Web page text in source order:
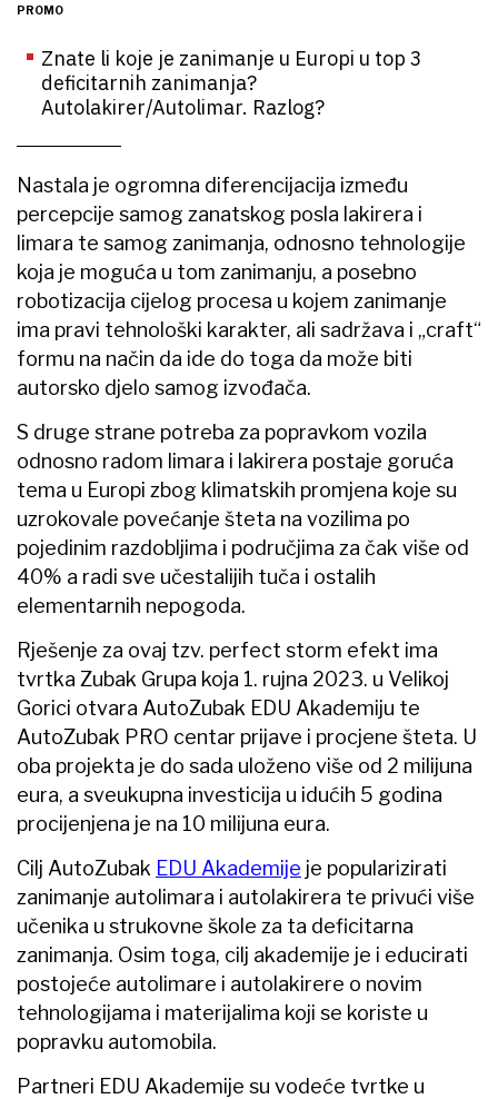
PROMO
Znate li koje je zanimanje u Europi u top 3
deficitarnih zanimanja?
Autolakirer/Autolimar. Razlog?
Nastala je ogromna diferencijacija između
percepcije samog zanatskog posla lakirera i
limara te samog zanimanja, odnosno tehnologije
koja je moguća u tom zanimanju, a posebno
robotizacija cijelog procesa u kojem zanimanje
ima pravi tehnološki karakter, ali sadržava i „craft“
formu na način da ide do toga da može biti
autorsko djelo samog izvođača.
S druge strane potreba za popravkom vozila
odnosno radom limara i lakirera postaje goruća
tema u Europi zbog klimatskih promjena koje su
uzrokovale povećanje šteta na vozilima po
pojedinim razdobljima i područjima za čak više od
40% a radi sve učestalijih tuča i ostalih
elementarnih nepogoda.
Rješenje za ovaj tzv. perfect storm efekt ima
tvrtka Zubak Grupa koja 1. rujna 2023. u Velikoj
Gorici otvara AutoZubak EDU Akademiju te
AutoZubak PRO centar prijave i procjene šteta. U
oba projekta je do sada uloženo više od 2 milijuna
eura, a sveukupna investicija u idućih 5 godina
procijenjena je na 10 milijuna eura.
Cilj AutoZubak EDU Akademije je popularizirati
zanimanje autolimara i autolakirera te privući više
učenika u strukovne škole za ta deficitarna
zanimanja. Osim toga, cilj akademije je i educirati
postojeće autolimare i autolakirere o novim
tehnologijama i materijalima koji se koriste u
popravku automobila.
Partneri EDU Akademije su vodeće tvrtke u